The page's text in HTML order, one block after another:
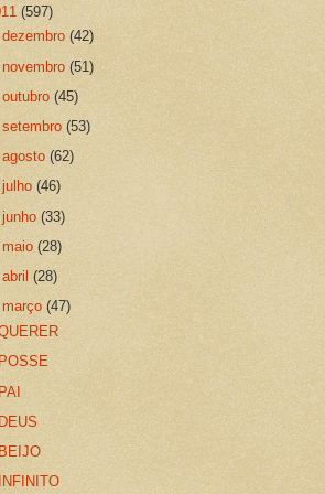
(597)
dezembro(42)
novembro(51)
outubro(45)
setembro(53)
agosto(62)
julho(46)
junho(33)
maio(28)
abril(28)
março(47)